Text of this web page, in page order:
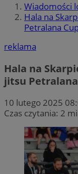
Wiadomości
Hala na
Petralana
reklama
Hala na
jitsu
10 lutego 2025
Czas czytania: 2